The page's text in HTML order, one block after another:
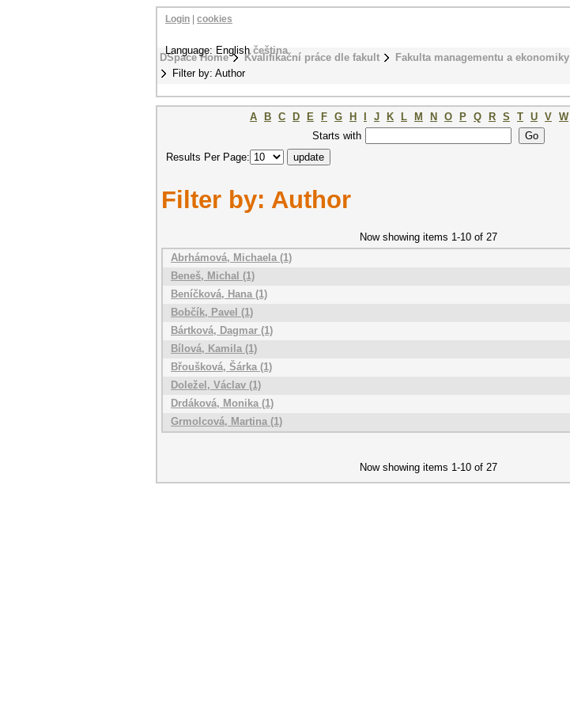
DSpace Home Kvalifikační práce dle fakult Fakulta managementu a ekonomiky
Filter by: Author
Login cookies
Language: Englishčeština
A B C D E F G H J K L M N O P Q R S T U V W
Starts with
Results Per Page:
Filter by: Author
Now showing items 1-10 of 27
Abrhámová, Michaela (1)
Beneš, Michal (1)
Beníčková, Hana (1)
Bobčík, Pavel (1)
Bártková, Dagmar (1)
Bílová, Kamila (1)
Břoušková, Šárka (1)
Doležel, Václav (1)
Drdáková, Monika (1)
Grmolcová, Martina (1)
Now showing items 1-10 of 27